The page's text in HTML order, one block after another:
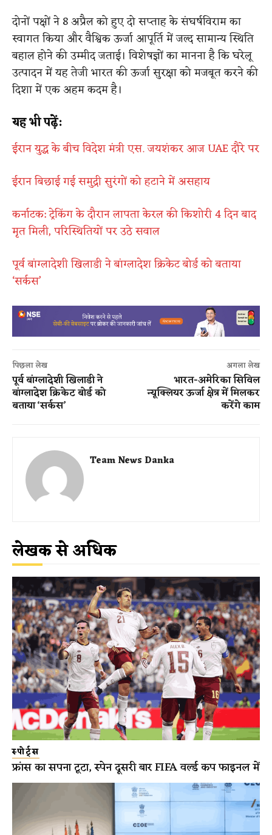
दोनों पक्षों ने 8 अप्रैल को हुए दो सप्ताह के संघर्षविराम का
स्वागत किया और वैश्विक ऊर्जा आपूर्ति में जल्द सामान्य स्थिति
बहाल होने की उम्मीद जताई। विशेषज्ञों का मानना है कि घरेलू
उत्पादन में यह तेजी भारत की ऊर्जा सुरक्षा को मजबूत करने की
दिशा में एक अहम कदम है।
यह भी पढ़ें:
ईरान युद्ध के बीच विदेश मंत्री एस. जयशंकर आज UAE दौरे पर
ईरान बिछाई गई समुद्री सुरंगों को हटाने में असहाय
कर्नाटक: ट्रेकिंग के दौरान लापता केरल की किशोरी 4 दिन बाद
मृत मिली, परिस्थितियों पर उठे सवाल
पूर्व बांग्लादेशी खिलाडी ने बांग्लादेश क्रिकेट बोर्ड को बताया
‘सर्कस’
पिछला लेख
पूर्व बांग्लादेशी खिलाडी ने
बांग्लादेश क्रिकेट बोर्ड को
बताया ‘सर्कस’
अगला लेख
भारत-अमेरिका सिविल
न्यूक्लियर ऊर्जा क्षेत्र में मिलकर
करेंगे काम
Team News Danka
लेखक से अधिक
स्पोर्ट्स
फ्रांस का सपना टूटा, स्पेन दूसरी बार FIFA वर्ल्ड कप फाइनल में